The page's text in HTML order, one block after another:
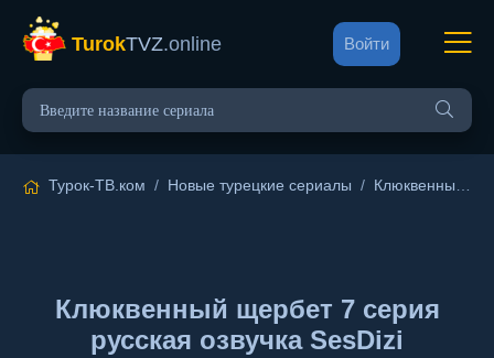
TurokTVZ.online Войти
Турок-ТВ.ком / Новые турецкие сериалы / Клюквенный щербет
Клюквенный щербет 7 серия
русская озвучка SesDizi